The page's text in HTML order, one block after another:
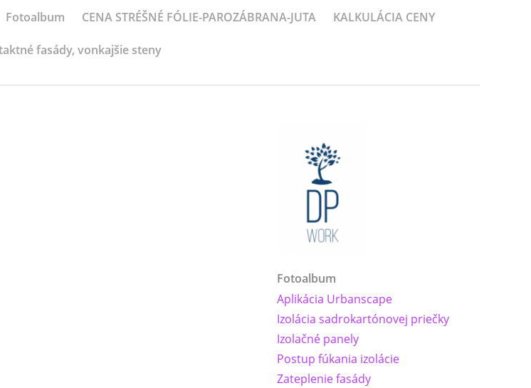
Fotoalbum CENA STRÉŠNÉ FÓLIE-PAROZÁBRANA-JUTA KALKULÁCIA CENY
fasády, vonkajšie steny
Fotoalbum
Aplikácia Urbanscape
Izolácia sadrokartónovej priečky
Izolačné panely
Postup fúkania izolácie
Zateplenie fasády